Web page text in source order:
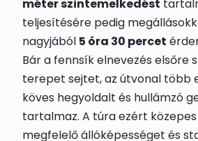
méter szintemelkedést
teljesítésére pedig
nagyjából 5 óra 30 percet
Bár a fennsík elnevezés elsőre
terepet sejtet, az útvonal több
köves hegyoldalt és hullámzó
tartalmaz. A túra ezért
megfelelő állóképességet és